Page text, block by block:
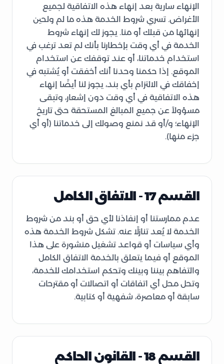
الإنهاء سارية بعد إنهاء هذه الاتفاقية لجميع
الأغراض. تسري شروط الخدمة هذه ما لم ولحين
إنهائها من قبلك أو منا. يجوز لك إنهاء شروط
الخدمة في أي وقت بإخطارنا بأنك لم تعد ترغب في
استخدام خدماتنا، أو عند توقفك عن استخدام
الموقع. إذا حكمنا وحدنا أنك أخفقت أو يُشتبه في
إخفاقك في الالتزام بأي بند، يجوز لنا أيضًا إنهاء
هذه الاتفاقية في أي وقت دون إشعار، وتبقى
مسؤولاً عن جميع المبالغ المستحقة حتى تاريخ
الإنهاء؛ و/أو قد نمنع وصولك إلى خدماتنا (أو أي
جزء منها).
القسم 17 - الاتفاق الكامل
عدم ممارستنا أو إنفاذنا لأي حق أو بند من شروط
الخدمة لا يُعد تنازلًا عنه. تشكل شروط الخدمة هذه
وأي سياسات أو قواعد تشغيل منشورة على هذا
الموقع أو فيما يتعلق بالخدمة الاتفاق الكامل
والتفاهم بيننا وبينك وتحكم استخدامك للخدمة،
وتحل محل أي اتفاقات أو اتصالات أو مقترحات
سابقة أو معاصرة، شفهية أو كتابية.
القسم 18 - القانون الحاكم